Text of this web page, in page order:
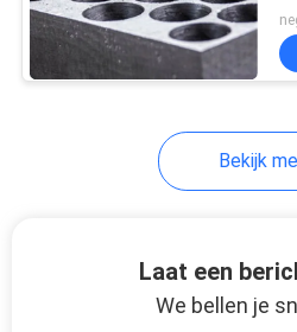
Bekijk
Laat een
We bellen je